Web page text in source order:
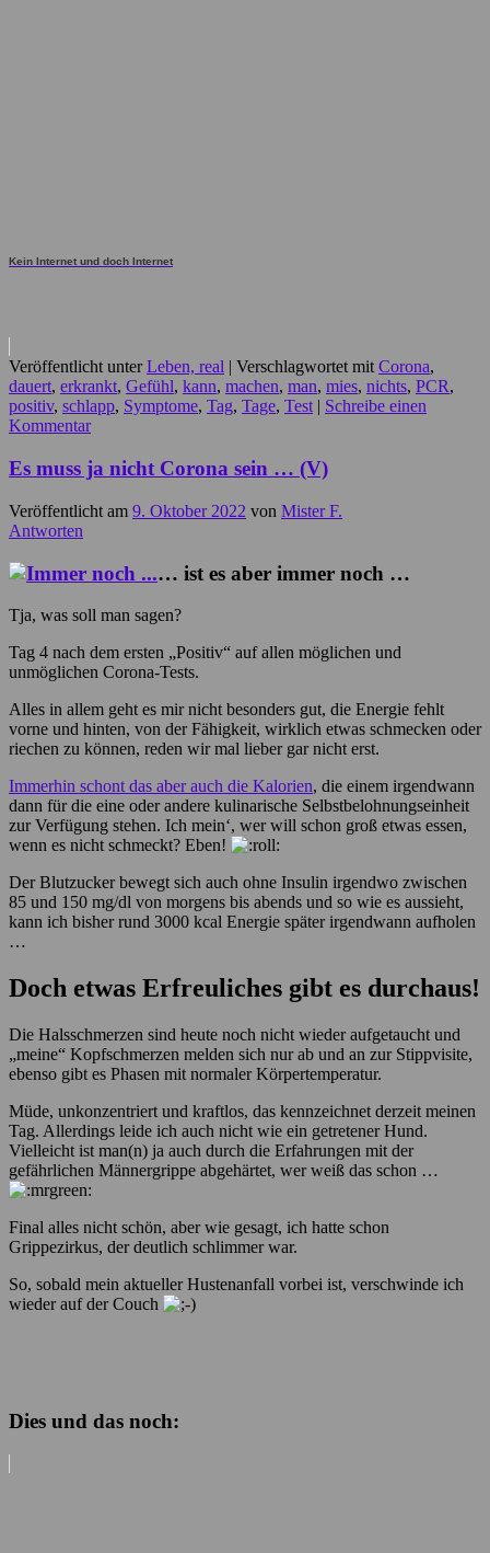
Kein Internet und doch Internet
Veröffentlicht unter Leben, real | Verschlagwortet mit Corona,
dauert, erkrankt, Gefühl, kann, machen, man, mies, nichts, PCR,
positiv, schlapp, Symptome, Tag, Tage, Test | Schreibe einen
Kommentar
Es muss ja nicht Corona sein … (V)
Veröffentlicht am 9. Oktober 2022 von Mister F.
Antworten
… ist es aber immer noch …
Tja, was soll man sagen?
Tag 4 nach dem ersten „Positiv“ auf allen möglichen und
unmöglichen Corona-Tests.
Alles in allem geht es mir nicht besonders gut, die Energie fehlt
vorne und hinten, von der Fähigkeit, wirklich etwas schmecken oder
riechen zu können, reden wir mal lieber gar nicht erst.
Immerhin schont das aber auch die Kalorien, die einem irgendwann
dann für die eine oder andere kulinarische Selbstbelohnungseinheit
zur Verfügung stehen. Ich mein‘, wer will schon groß etwas essen,
wenn es nicht schmeckt? Eben!
Der Blutzucker bewegt sich auch ohne Insulin irgendwo zwischen
85 und 150 mg/dl von morgens bis abends und so wie es aussieht,
kann ich bisher rund 3000 kcal Energie später irgendwann aufholen
…
Doch etwas Erfreuliches gibt es durchaus!
Die Halsschmerzen sind heute noch nicht wieder aufgetaucht und
„meine“ Kopfschmerzen melden sich nur ab und an zur Stippvisite,
ebenso gibt es Phasen mit normaler Körpertemperatur.
Müde, unkonzentriert und kraftlos, das kennzeichnet derzeit meinen
Tag. Allerdings leide ich auch nicht wie ein getretener Hund.
Vielleicht ist man(n) ja auch durch die Erfahrungen mit der
gefährlichen Männergrippe abgehärtet, wer weiß das schon …
Final alles nicht schön, aber wie gesagt, ich hatte schon
Grippezirkus, der deutlich schlimmer war.
So, sobald mein aktueller Hustenanfall vorbei ist, verschwinde ich
wieder auf der Couch
Dies und das noch: